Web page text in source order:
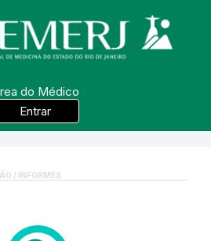
do Médico
Entrar
/ INFORMES